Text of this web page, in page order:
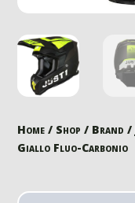
Home / Shop / Brand /
Giallo Fluo-Carbonio